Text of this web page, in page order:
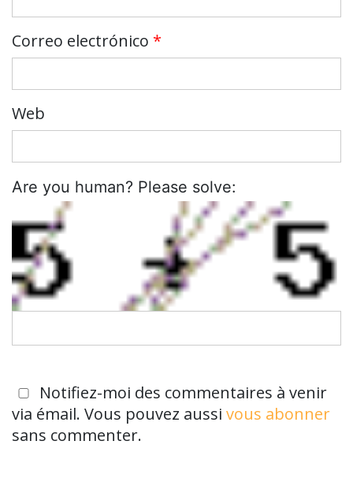
Correo electrónico *
Web
Are you human? Please solve:
Notifiez-moi des commentaires à venir
via émail. Vous pouvez aussi vous abonner
sans commenter.